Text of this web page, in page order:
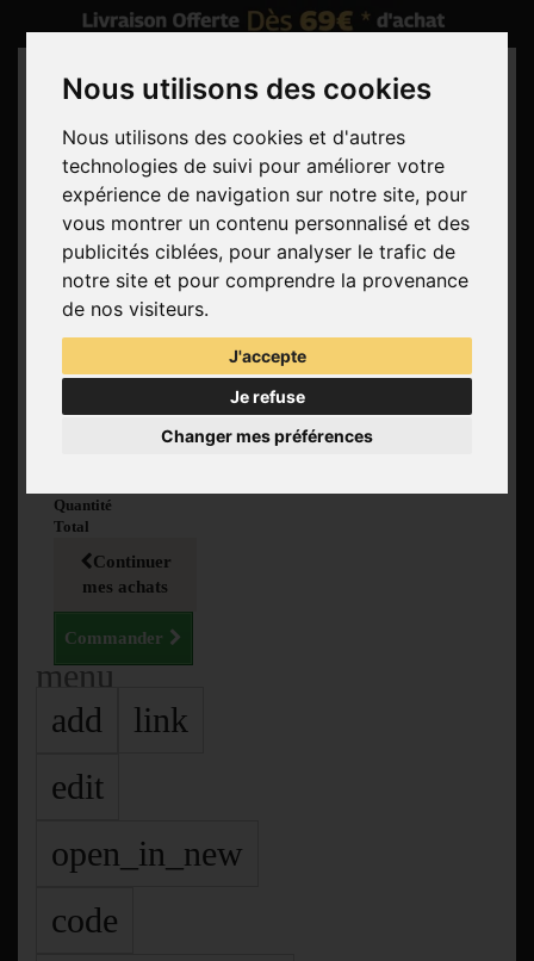
Nous utilisons des cookies
Nous utilisons des cookies et d'autres
technologies de suivi pour améliorer votre
expérience de navigation sur notre site, pour
vous montrer un contenu personnalisé et des
publicités ciblées, pour analyser le trafic de
notre site et pour comprendre la provenance
de nos visiteurs.
J'accepte
Je refuse
Changer mes préférences
Rechercher
Panier(vide)
Aucun produit
Livraison gratuite !
Livraison
Quantité
Total
Continuer
mes achats
Commander
menu
add
link
edit
open_in_new
code